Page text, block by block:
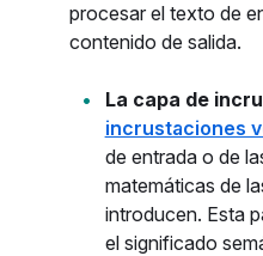
procesar el texto de
contenido de salida.
La capa de
incrustaciones
de entrada o de
matemáticas de
introducen. Esta
el significado